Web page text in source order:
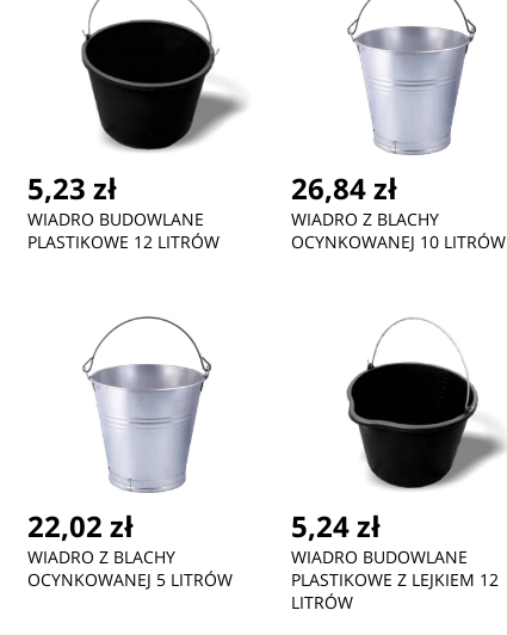
5,23 zł
WIADRO BUDOWLANE
PLASTIKOWE 12 LITRÓW
26,84 zł
WIADRO Z BLACHY
OCYNKOWANEJ 10 LITRÓW
22,02 zł
WIADRO Z BLACHY
OCYNKOWANEJ 5 LITRÓW
5,24 zł
WIADRO BUDOWLANE
PLASTIKOWE Z LEJKIEM 12
LITRÓW